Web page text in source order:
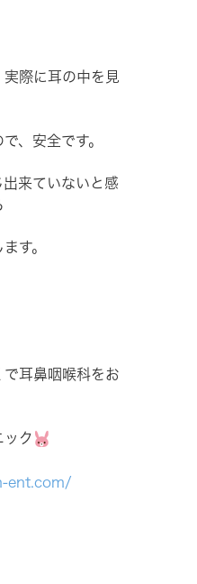
際に耳の中を見
、安全です。
来ていないと感
す。
耳鼻咽喉科をお
ック
ent.com/